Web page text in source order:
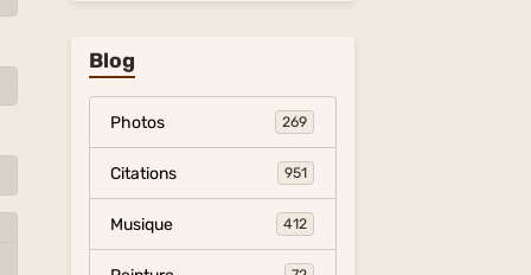
Blog
Photos 269
Citations 951
Musique 412